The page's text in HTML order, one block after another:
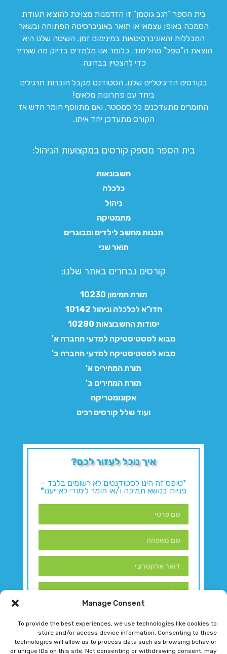
Manage Consent
To provide the best experiences, we use technologies like cookies to
store and/or access device information. Consenting to these
technologies will allow us to process data such as browsing behavior
or unique IDs on this site. Not consenting or withdrawing consent, may
בית הספר “רגב גוטמן” זו הזדמנות מצוינת להוציא תעודת
הסמכה באופן עצמאי או תואר באוניברסיטה הפתוחה ובשאר
המכללות והאוניברסיטאות במינימום זמן. השיטה שלנו היא
הוצאת ה”טפל” מהלימוד. כלומר אנו מלמדים בדיוק מה שצריך
כדי להצטיין בבחינה.
בקורסים הדיגיטליים שלנו, הסטודנט מקבל חוברות תרגילים
ביחד עם פתרונות מלאים!
החומרים מתעדכנים כל סמסטר, ואם מתווסף חומר חדש אז
הקורס מתעדכן יחד איתו.
בית הספר מספק קורסים במקצועות הניהול:
חשבונאות
כלכלה
ניהול
מתמטיקה
תכנות מחשב לילדים ומבוגרים
תואר שני
קורסים נבחרים באתר שלנו:​
תורת המימון 10230
חדו"א לכלכלה וניהול 10142
יסודות החשבונאות 10280
מבוא לסטטיסטיקה למדעי החברה א'
מבוא לסטטיסטיקה למדעי החברה ב'
תורת המחירים א'
תורת המחירים ב'
אקונומטריקה
ועוד שלל קורסים רבים
איך נוכל לעזור לכם?
*טופס זה הינו לסטודנטים לא רשומים בלבד –
פניות בנושא תמיכה ו/או חומר לימודי לא ייענו*